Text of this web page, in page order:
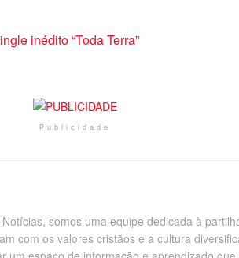
inédito “Toda Terra”
Publicidade
somos uma equipe dedicada à
com os valores cristãos e a cultura